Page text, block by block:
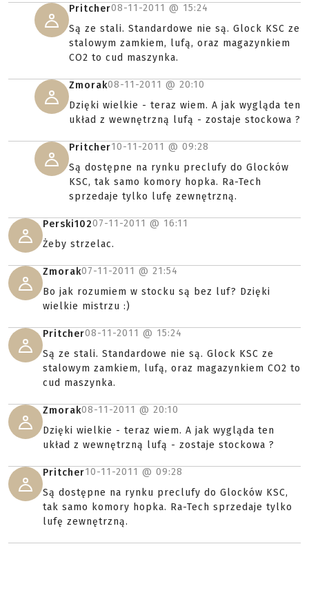
Pritcher08-11-2011 @ 15:24
Są ze stali. Standardowe nie są. Glock KSC ze
stalowym zamkiem, lufą, oraz magazynkiem
CO2 to cud maszynka.
Zmorak08-11-2011 @ 20:10
Dzięki wielkie - teraz wiem. A jak wygląda ten
układ z wewnętrzną lufą - zostaje stockowa ?
Pritcher10-11-2011 @ 09:28
Są dostępne na rynku preclufy do Glocków
KSC, tak samo komory hopka. Ra-Tech
sprzedaje tylko lufę zewnętrzną.
Perski10207-11-2011 @ 16:11
Żeby strzelac.
Zmorak07-11-2011 @ 21:54
Bo jak rozumiem w stocku są bez luf? Dzięki
wielkie mistrzu :)
Pritcher08-11-2011 @ 15:24
Są ze stali. Standardowe nie są. Glock KSC ze
stalowym zamkiem, lufą, oraz magazynkiem CO2 to
cud maszynka.
Zmorak08-11-2011 @ 20:10
Dzięki wielkie - teraz wiem. A jak wygląda ten
układ z wewnętrzną lufą - zostaje stockowa ?
Pritcher10-11-2011 @ 09:28
Są dostępne na rynku preclufy do Glocków KSC,
tak samo komory hopka. Ra-Tech sprzedaje tylko
lufę zewnętrzną.